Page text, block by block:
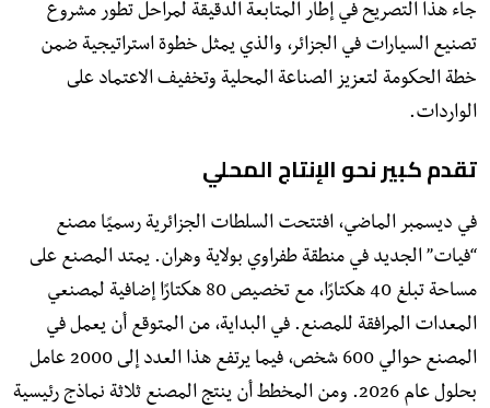
جاء هذا التصريح في إطار المتابعة الدقيقة لمراحل تطور مشروع
تصنيع السيارات في الجزائر، والذي يمثل خطوة استراتيجية ضمن
خطة الحكومة لتعزيز الصناعة المحلية وتخفيف الاعتماد على
الواردات.
تقدم كبير نحو الإنتاج المحلي
في ديسمبر الماضي، افتتحت السلطات الجزائرية رسميًا مصنع
“فيات” الجديد في منطقة طفراوي بولاية وهران. يمتد المصنع على
مساحة تبلغ 40 هكتارًا، مع تخصيص 80 هكتارًا إضافية لمصنعي
المعدات المرافقة للمصنع. في البداية، من المتوقع أن يعمل في
المصنع حوالي 600 شخص، فيما يرتفع هذا العدد إلى 2000 عامل
بحلول عام 2026. ومن المخطط أن ينتج المصنع ثلاثة نماذج رئيسية